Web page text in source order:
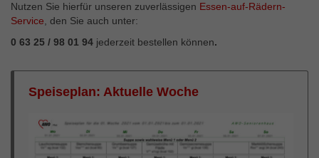
Nutzen Sie hierfür unseren zuverlässigen Essen-auf-Rädern-
Service , den Sie auch unter:
0 63 25 / 98 01 94 jederzeit bestellen können.
Speiseplan: Aktuelle Woche